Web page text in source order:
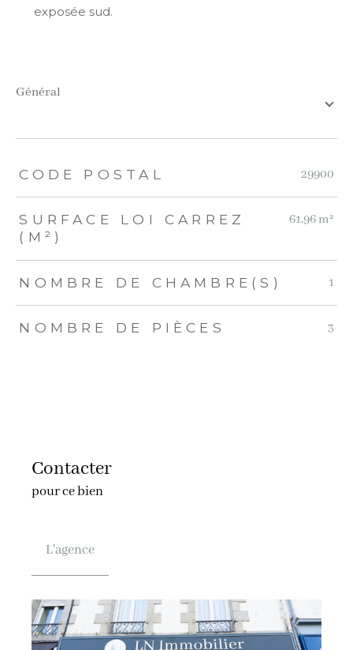
exposée sud.
général
TRAD_ZEPHYR_Caracteristique
CODE POSTAL 29900
SURFACE LOI CARREZ
(M²)
61,96 m²
NOMBRE DE CHAMBRE(S) 1
NOMBRE DE PIÈCES 3
Contacter
pour ce bien
L'agence